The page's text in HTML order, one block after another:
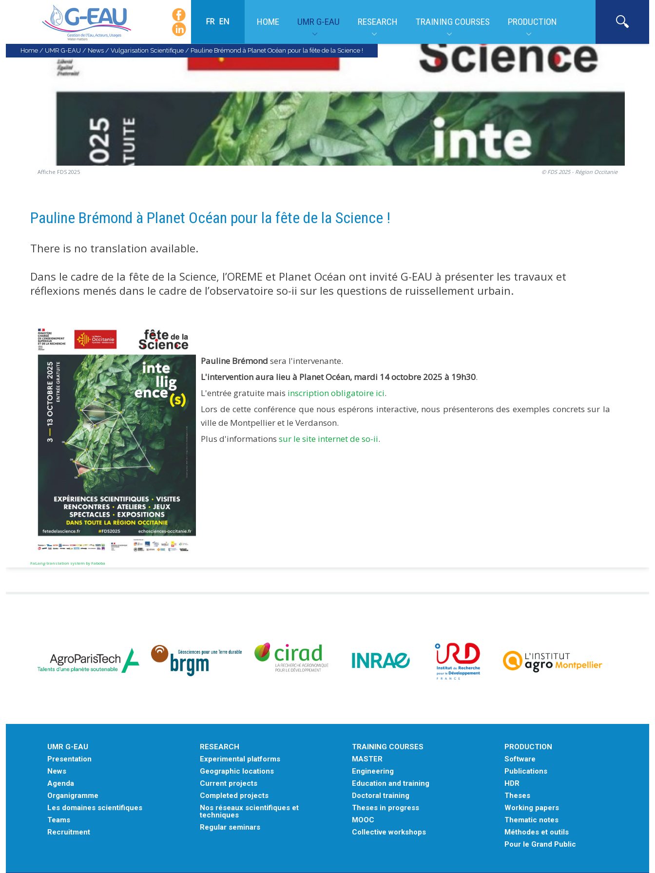
FR EN HOME UMR G-EAU RESEARCH TRAINING COURSES PRODUCTION
Home / UMR G-EAU / News / Vulgarisation Scientifique / Pauline Brémond à Planet Océan pour la fête de la Science !
Affiche FDS 2025 © FDS 2025 - Région Occitanie
Pauline Brémond à Planet Océan pour la fête de la Science !
There is no translation available.
Dans le cadre de la fête de la Science, l’OREME et Planet Océan ont invité G-EAU à présenter les travaux et
réflexions menés dans le cadre de l’observatoire so-ii sur les questions de ruissellement urbain.
Pauline Brémond sera l'intervenante.
L'intervention aura lieu à Planet Océan, mardi 14 octobre 2025 à 19h30.
L'entrée gratuite mais inscription obligatoire ici.
Lors de cette conférence que nous espérons interactive, nous présenterons des exemples concrets sur la
ville de Montpellier et le Verdanson.
Plus d'informations sur le site internet de so-ii.
FaLang translation system by Faboba
UMR G-EAU
Presentation
News
Agenda
Organigramme
Les domaines scientifiques
Teams
Recruitment
RESEARCH
Experimental platforms
Geographic locations
Current projects
Completed projects
Nos réseaux scientifiques et
techniques
Regular seminars
TRAINING COURSES
MASTER
Engineering
Education and training
Doctoral training
Theses in progress
MOOC
Collective workshops
PRODUCTION
Software
Publications
HDR
Theses
Working papers
Thematic notes
Méthodes et outils
Pour le Grand Public